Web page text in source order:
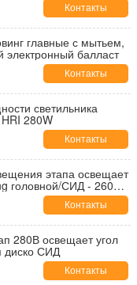
Контакты
главные с мытьем,
электронный балласт
Контакты
светильника
280W
Контакты
этапа освещает
головной/СИД - 260V
Контакты
280В освещает угол
диско СИД
Контакты